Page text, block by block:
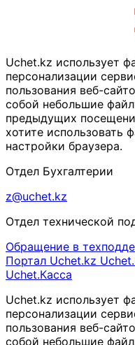
Uchet.kz использует
персонализации
пользования веб-
собой небольшие
предыдущих
хотите использовать
настройки браузера.
Отдел Бухгалтерии
z@uchet.kz
Отдел технической
Обращение в
Портал Uchet.kz
Uchet.Касса
Uchet.kz использует
персонализации
пользования веб-
собой небольшие